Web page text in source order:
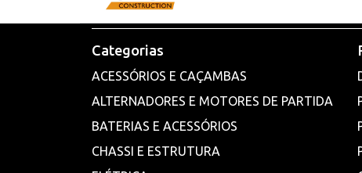
Categorias
ACESSÓRIOS E CAÇAMBAS
ALTERNADORES E MOTORES DE PARTIDA
BATERIAS E ACESSÓRIOS
CHASSI E ESTRUTURA